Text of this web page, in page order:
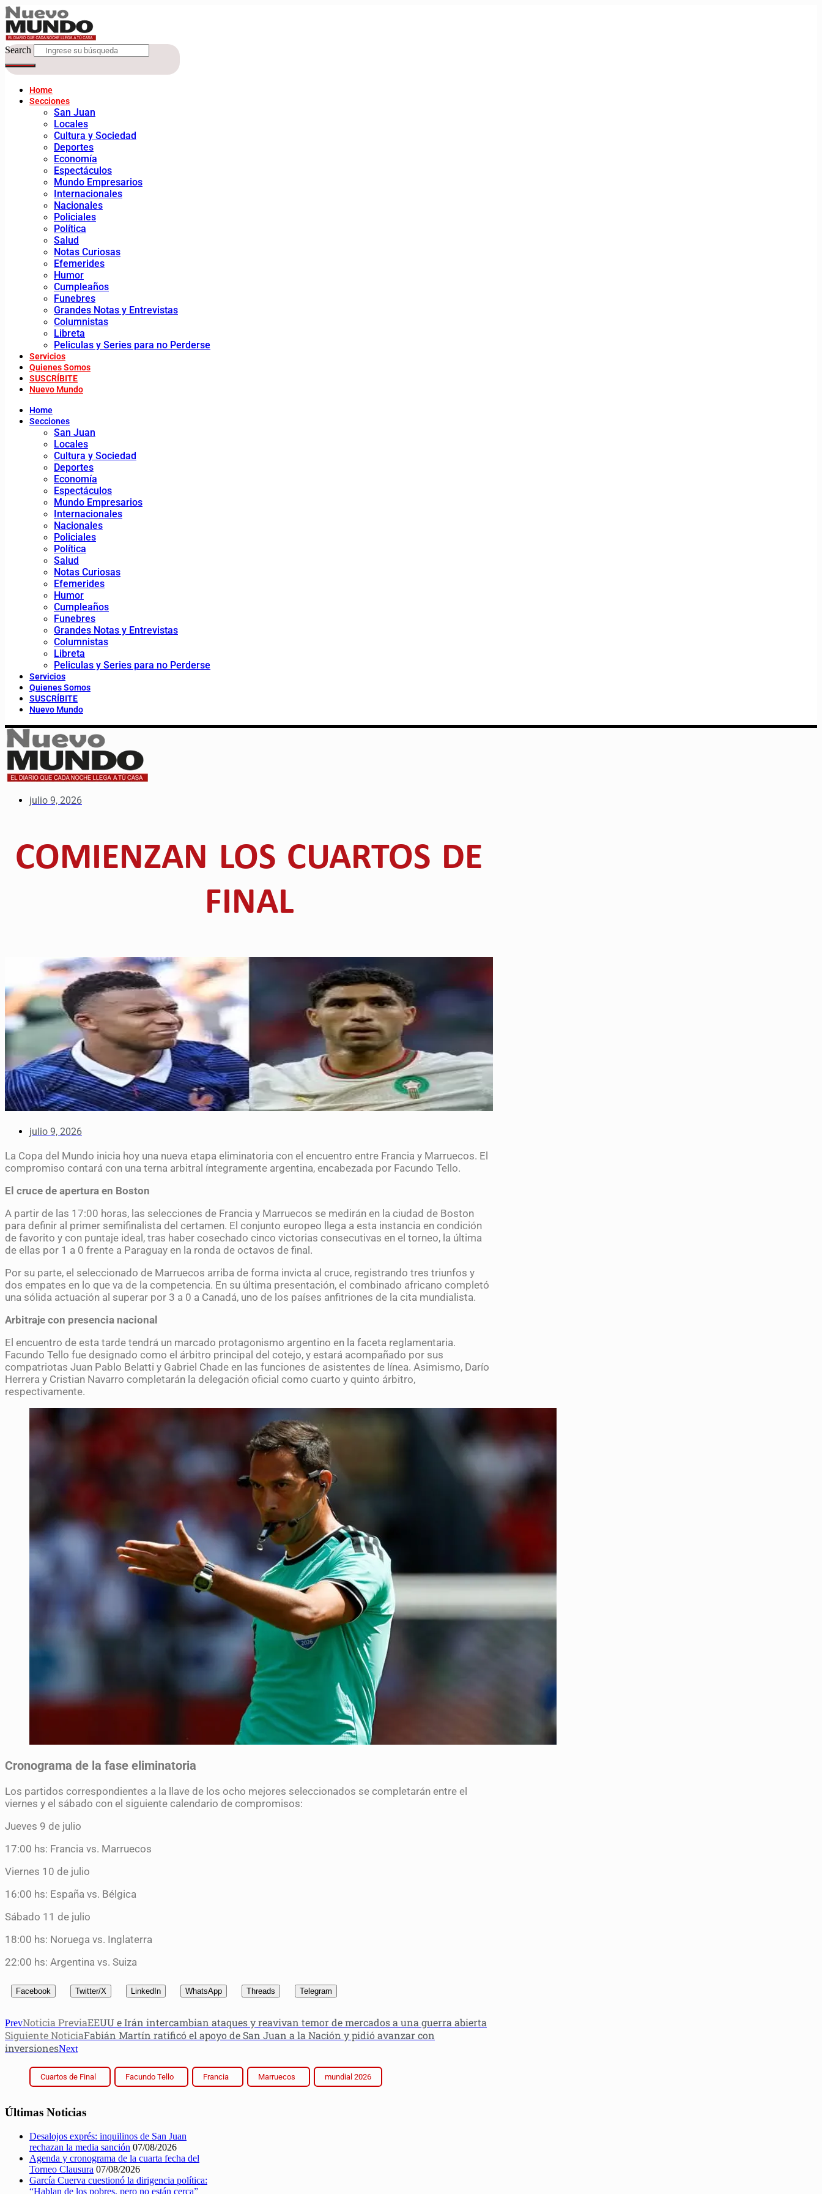
Search
Home
Secciones
San Juan
Locales
Cultura y Sociedad
Deportes
Economía
Espectáculos
Mundo Empresarios
Internacionales
Nacionales
Policiales
Política
Salud
Notas Curiosas
Efemerides
Humor
Cumpleaños
Funebres
Grandes Notas y Entrevistas
Columnistas
Libreta
Peliculas y Series para no Perderse
Servicios
Quienes Somos
SUSCRÍBITE
Nuevo Mundo
Home
Secciones
San Juan
Locales
Cultura y Sociedad
Deportes
Economía
Espectáculos
Mundo Empresarios
Internacionales
Nacionales
Policiales
Política
Salud
Notas Curiosas
Efemerides
Humor
Cumpleaños
Funebres
Grandes Notas y Entrevistas
Columnistas
Libreta
Peliculas y Series para no Perderse
Servicios
Quienes Somos
SUSCRÍBITE
Nuevo Mundo
julio 9, 2026
COMIENZAN LOS CUARTOS DE
FINAL
julio 9, 2026
La Copa del Mundo inicia hoy una nueva etapa eliminatoria con el encuentro entre Francia y Marruecos. El
compromiso contará con una terna arbitral íntegramente argentina, encabezada por Facundo Tello.
El cruce de apertura en Boston
A partir de las 17:00 horas, las selecciones de Francia y Marruecos se medirán en la ciudad de Boston
para definir al primer semifinalista del certamen. El conjunto europeo llega a esta instancia en condición
de favorito y con puntaje ideal, tras haber cosechado cinco victorias consecutivas en el torneo, la última
de ellas por 1 a 0 frente a Paraguay en la ronda de octavos de final.
Por su parte, el seleccionado de Marruecos arriba de forma invicta al cruce, registrando tres triunfos y
dos empates en lo que va de la competencia. En su última presentación, el combinado africano completó
una sólida actuación al superar por 3 a 0 a Canadá, uno de los países anfitriones de la cita mundialista.
Arbitraje con presencia nacional
El encuentro de esta tarde tendrá un marcado protagonismo argentino en la faceta reglamentaria.
Facundo Tello fue designado como el árbitro principal del cotejo, y estará acompañado por sus
compatriotas Juan Pablo Belatti y Gabriel Chade en las funciones de asistentes de línea. Asimismo, Darío
Herrera y Cristian Navarro completarán la delegación oficial como cuarto y quinto árbitro,
respectivamente.
Cronograma de la fase eliminatoria
Los partidos correspondientes a la llave de los ocho mejores seleccionados se completarán entre el
viernes y el sábado con el siguiente calendario de compromisos:
Jueves 9 de julio
17:00 hs: Francia vs. Marruecos
Viernes 10 de julio
16:00 hs: España vs. Bélgica
Sábado 11 de julio
18:00 hs: Noruega vs. Inglaterra
22:00 hs: Argentina vs. Suiza
Facebook Twitter/X LinkedIn WhatsApp Threads Telegram
PrevNoticia PreviaEEUU e Irán intercambian ataques y reavivan temor de mercados a una guerra abierta
Siguiente NoticiaFabián Martín ratificó el apoyo de San Juan a la Nación y pidió avanzar con
inversionesNext
Cuartos de Final Facundo Tello Francia Marruecos mundial 2026
Últimas Noticias
Desalojos exprés: inquilinos de San Juan
rechazan la media sanción 07/08/2026
Agenda y cronograma de la cuarta fecha del
Torneo Clausura 07/08/2026
García Cuerva cuestionó la dirigencia política:
“Hablan de los pobres, pero no están cerca”